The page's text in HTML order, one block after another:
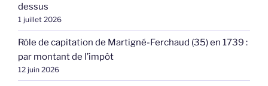
dessus
1 juillet 2026
Rôle de capitation de Martigné-Ferchaud (35) en 1739 :
par montant de l’impôt
12 juin 2026